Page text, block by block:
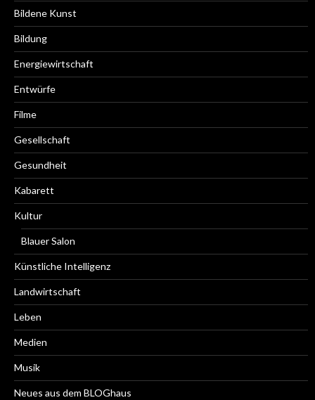
Bildene Kunst
Bildung
Energiewirtschaft
Entwürfe
Filme
Gesellschaft
Gesundheit
Kabarett
Kultur
Blauer Salon
Künstliche Intelligenz
Landwirtschaft
Leben
Medien
Musik
Neues aus dem BLOGhaus